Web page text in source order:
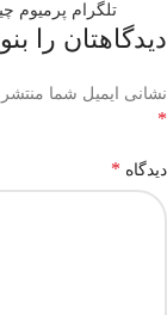
تلگرام پرمیوم
دیدگاهتان را
نشانی ایمیل شما
*
دیدگاه *